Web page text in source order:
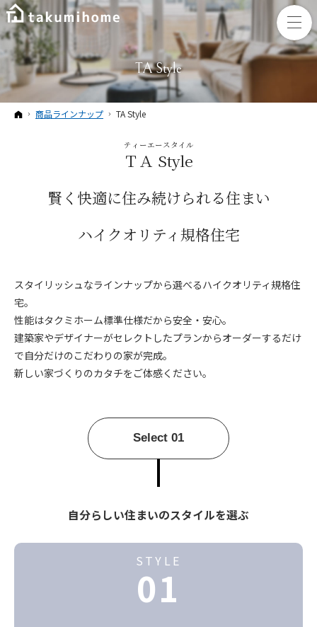
TA Style
ホーム
商品ラインナップ TA Style
ＴＡ Style
ティーエースタイル
賢く快適に住み続けられる住まい
ハイクオリティ規格住宅
スタイリッシュなラインナップから選べるハイクオリティ規格住
宅。
性能はタクミホーム標準仕様だから安全・安心。
建築家やデザイナーがセレクトしたプランからオーダーするだけ
で自分だけのこだわりの家が完成。
新しい家づくりのカタチをご体感ください。
Select 01
自分らしい住まいのスタイルを選ぶ
STYLE
01